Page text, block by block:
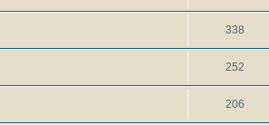
338
252
206